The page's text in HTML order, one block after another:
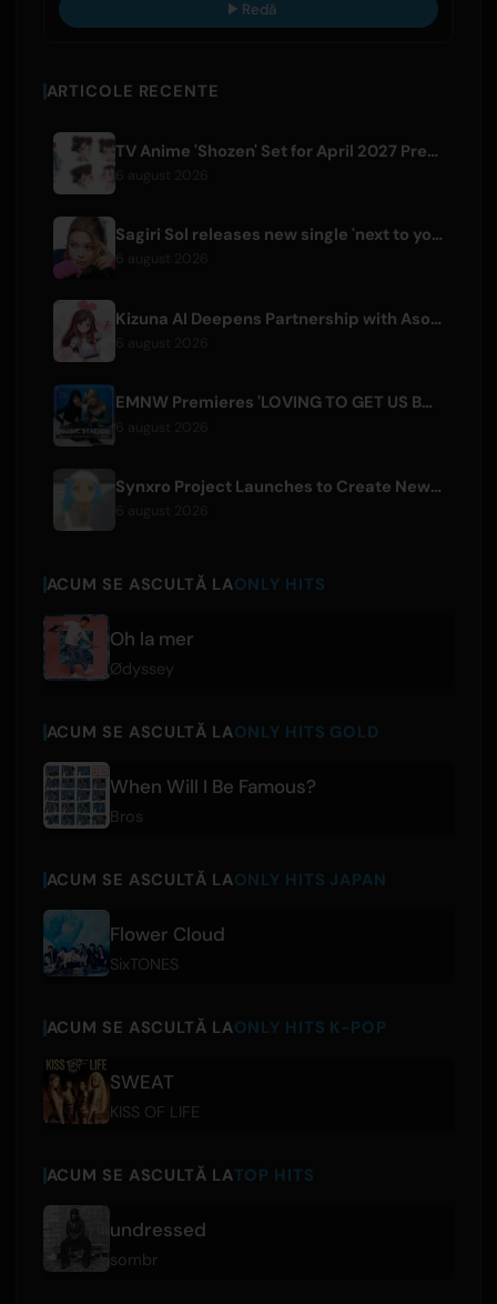
Redă
ARTICOLE RECENTE
TV Anime 'Shozen' Set for April 2027 Premiere on Fuji TV
Sagiri Sol releases new single 'next to your love' after hiatus
Kizuna AI Deepens Partnership with Asobisystem Ahead of 10th Anniversary World Tour
EMNW Premieres 'LOVING TO GET US BY' Music Video on August 7
Synxro Project Launches to Create New IP from Fictional Anime Openings
ACUM SE ASCULTĂ LAONLY HITS
Oh la mer
Ødyssey
ACUM SE ASCULTĂ LAONLY HITS GOLD
When Will I Be Famous?
Bros
ACUM SE ASCULTĂ LAONLY HITS JAPAN
Flower Cloud
SixTONES
ACUM SE ASCULTĂ LAONLY HITS K-POP
SWEAT
KISS OF LIFE
ACUM SE ASCULTĂ LATOP HITS
undressed
sombr